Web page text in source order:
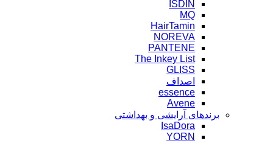
ISDIN
MQ
HairTamin
NOREVA
PANTENE
The Inkey List
GLISS
اصداف
essence
Avene
برندهای آرایشی و بهداشتی
IsaDora
YORN